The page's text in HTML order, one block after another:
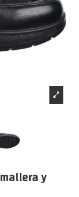
y